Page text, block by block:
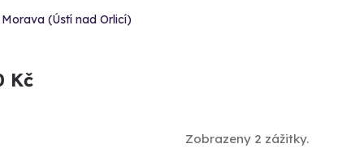
(Ústí nad Orlicí)
Kč
Zobrazeny 2 zážitky.